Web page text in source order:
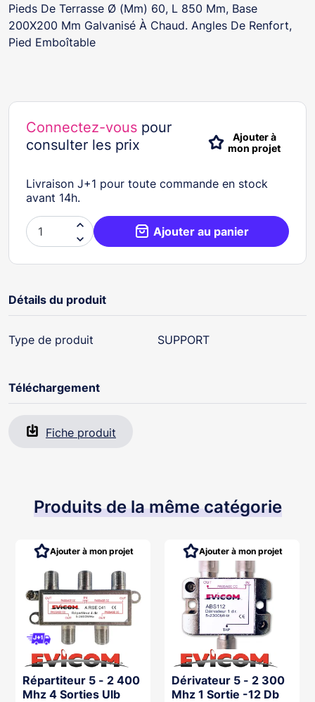
Pieds De Terrasse Ø (Mm) 60, L 850 Mm, Base
200X200 Mm Galvanisé À Chaud. Angles De Renfort,
Pied Emboîtable
Connectez-vous pour
consulter les prix
Ajouter à
mon projet
Livraison J+1 pour toute commande en stock
avant 14h.

 Ajouter au panier
Détails du produit
Type de produit SUPPORT
Téléchargement
Fiche produit
Produits de la même catégorie
Répartiteur 5 - 2 400
Mhz 4 Sorties Ulb
Ajouter à mon projet
Dérivateur 5 - 2 300
Mhz 1 Sortie -12 Db
Ajouter à mon projet